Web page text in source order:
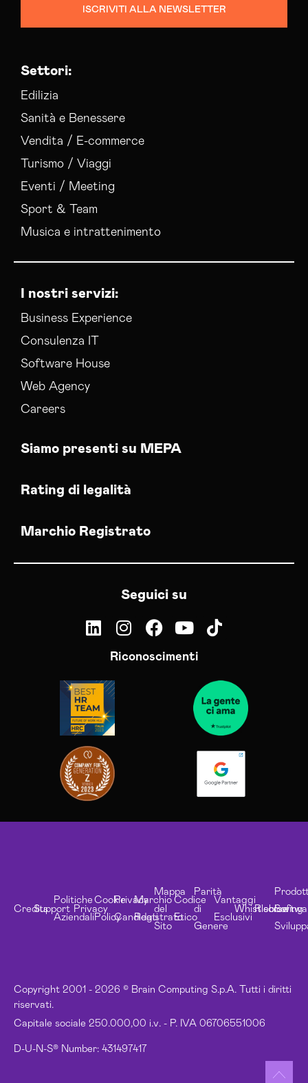
ISCRIVITI ALLA NEWSLETTER
Settori:
Edilizia
Sanità e Benessere
Vendita / E-commerce
Turismo / Viaggi
Eventi / Meeting
Sport & Team
Musica e intrattenimento
I nostri servizi:
Business Experience
Consulenza IT
Software House
Web Agency
Careers
Siamo presenti su MEPA
Rating di legalità
Marchio Registrato
Seguici su
Riconoscimenti
Copyright 2001 - 2026 © Brain Computing S.p.A. Tutti i diritti
riservati.
Capitale sociale 250.000,00 i.v. - P. IVA 06706551006
D-U-N-S® Number: 431497417
CreditsSupport
Politiche
Aziendali
Privacy
Cookie
Policy
Privacy
Candidati
Marchio
Registrato
Mappa
del
Sito
Codice
Etico
Parità
di
Genere
Vantaggi
Esclusivi
Whistleblowing
Risorse